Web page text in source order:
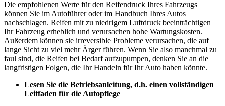
Die empfohlenen Werte für den Reifendruck Ihres Fahrzeugs
können Sie im Autoführer oder im Handbuch Ihres Autos
nachschlagen. Reifen mit zu niedrigem Luftdruck beeinträchtigen
Ihr Fahrzeug erheblich und verursachen hohe Wartungskosten.
Außerdem können sie irreversible Probleme verursachen, die auf
lange Sicht zu viel mehr Ärger führen. Wenn Sie also manchmal zu
faul sind, die Reifen bei Bedarf aufzupumpen, denken Sie an die
langfristigen Folgen, die Ihr Handeln für Ihr Auto haben könnte.
Lesen Sie die Betriebsanleitung, d.h. einen vollständigen
Leitfaden für die Autopflege